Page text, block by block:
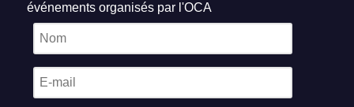
événements organisés par l'OCA